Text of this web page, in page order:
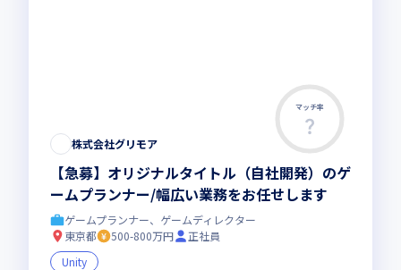
マッチ率
株式会社グリモア
【急募】オリジナルタイトル（自社開発）のゲ
ームプランナー/幅広い業務をお任せします
ゲームプランナー、ゲームディレクター
東京都
500-800万円
正社員
Unity